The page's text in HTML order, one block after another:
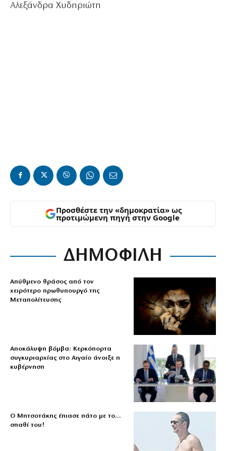
Αλεξάνδρα Χυδηριώτη
Προσθέστε την «δημοκρατία» ως
προτιμώμενη πηγή στην Google
ΔΗΜΟΦΙΛΗ
Απύθμενο θράσος από τον
χειρότερο πρωθυπουργό της
Μεταπολίτευσης
Αποκάλυψη βόμβα: Κερκόπορτα
συγκυριαρχίας στο Αιγαίο άνοιξε η
κυβέρνηση
Ο Μητσοτάκης έπιασε πάτο με το…
σπαθί του!